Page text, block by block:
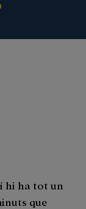
hi ha tot un
que